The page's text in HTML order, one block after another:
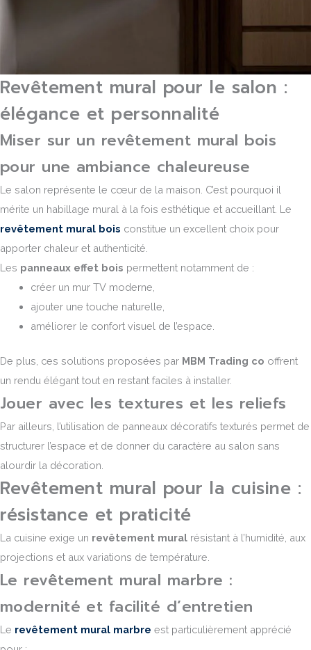
Revêtement mural pour le salon :
élégance et personnalité
Miser sur un revêtement mural bois
pour une ambiance chaleureuse
Le salon représente le cœur de la maison. C’est pourquoi il
mérite un habillage mural à la fois esthétique et accueillant. Le
revêtement mural bois constitue un excellent choix pour
apporter chaleur et authenticité.
Les panneaux effet bois permettent notamment de :
créer un mur TV moderne,
ajouter une touche naturelle,
améliorer le confort visuel de l’espace.
De plus, ces solutions proposées par MBM Trading co offrent
un rendu élégant tout en restant faciles à installer.
Jouer avec les textures et les reliefs
Par ailleurs, l’utilisation de panneaux décoratifs texturés permet de
structurer l’espace et de donner du caractère au salon sans
alourdir la décoration.
Revêtement mural pour la cuisine :
résistance et praticité
La cuisine exige un revêtement mural résistant à l’humidité, aux
projections et aux variations de température.
Le revêtement mural marbre :
modernité et facilité d’entretien
Le revêtement mural marbre est particulièrement apprécié